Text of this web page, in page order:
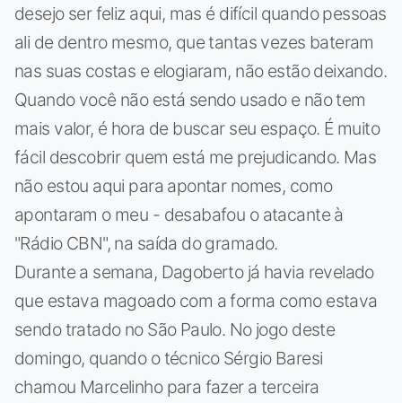
desejo ser feliz aqui, mas é difícil quando pessoas
ali de dentro mesmo, que tantas vezes bateram
nas suas costas e elogiaram, não estão deixando.
Quando você não está sendo usado e não tem
mais valor, é hora de buscar seu espaço. É muito
fácil descobrir quem está me prejudicando. Mas
não estou aqui para apontar nomes, como
apontaram o meu - desabafou o atacante à
"Rádio CBN", na saída do gramado.
Durante a semana, Dagoberto já havia revelado
que estava magoado com a forma como estava
sendo tratado no São Paulo. No jogo deste
domingo, quando o técnico Sérgio Baresi
chamou Marcelinho para fazer a terceira